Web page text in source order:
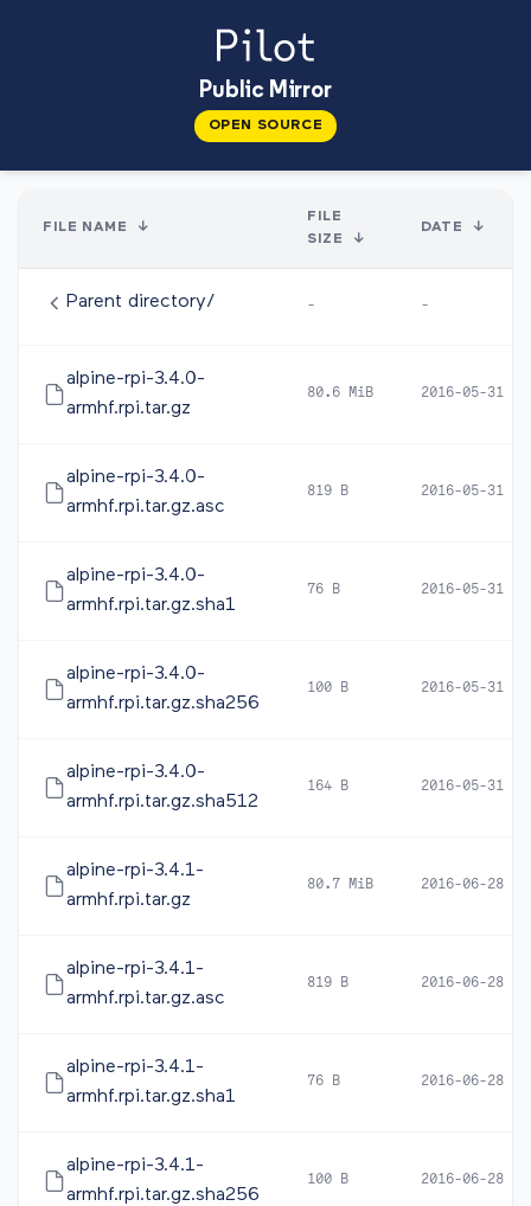
Public Mirror
OPEN SOURCE
FILE NAME ↓
FILE
SIZE
↓
DATE ↓
Parent directory/ - -
alpine-rpi-3.4.0-
armhf.rpi.tar.gz
80.6 MiB 2016-05-31
alpine-rpi-3.4.0-
armhf.rpi.tar.gz.asc
819 B 2016-05-31
alpine-rpi-3.4.0-
armhf.rpi.tar.gz.sha1
76 B 2016-05-31
alpine-rpi-3.4.0-
armhf.rpi.tar.gz.sha256
100 B 2016-05-31
alpine-rpi-3.4.0-
armhf.rpi.tar.gz.sha512
164 B 2016-05-31
alpine-rpi-3.4.1-
armhf.rpi.tar.gz
80.7 MiB 2016-06-28
alpine-rpi-3.4.1-
armhf.rpi.tar.gz.asc
819 B 2016-06-28
alpine-rpi-3.4.1-
armhf.rpi.tar.gz.sha1
76 B 2016-06-28
alpine-rpi-3.4.1-
armhf.rpi.tar.gz.sha256
100 B 2016-06-28